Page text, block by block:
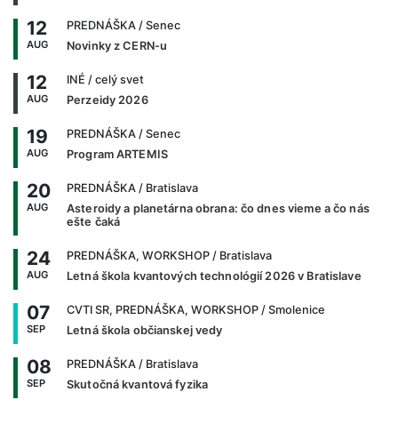
12
AUG
PREDNÁŠKA / Senec
Novinky z CERN-u
12
AUG
INÉ / celý svet
Perzeidy 2026
19
AUG
PREDNÁŠKA / Senec
Program ARTEMIS
20
AUG
PREDNÁŠKA / Bratislava
Asteroidy a planetárna obrana: čo dnes vieme a čo nás
ešte čaká
24
AUG
PREDNÁŠKA, WORKSHOP / Bratislava
Letná škola kvantových technológií 2026 v Bratislave
07
SEP
CVTI SR, PREDNÁŠKA, WORKSHOP / Smolenice
Letná škola občianskej vedy
08
SEP
PREDNÁŠKA / Bratislava
Skutočná kvantová fyzika